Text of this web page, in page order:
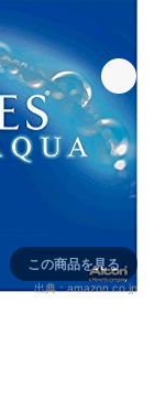
この商品を見る
出典：amazon.co.jp